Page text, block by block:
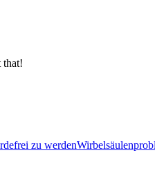
that!
zu werden